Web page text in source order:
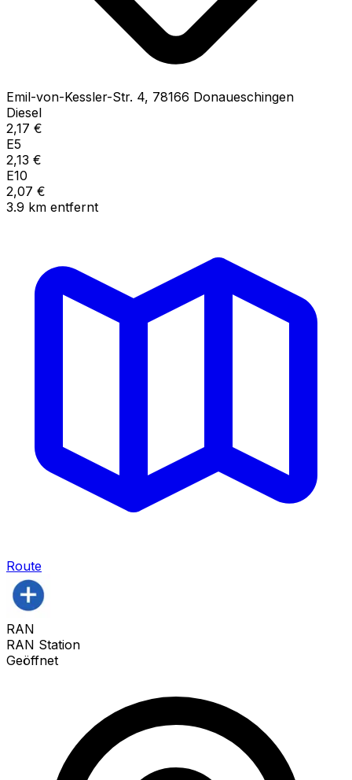
Emil-von-Kessler-Str. 4, 78166 Donaueschingen
Diesel
2,17 €
E5
2,13 €
E10
2,07 €
3.9 km entfernt
Route
RAN
RAN Station
Geöffnet